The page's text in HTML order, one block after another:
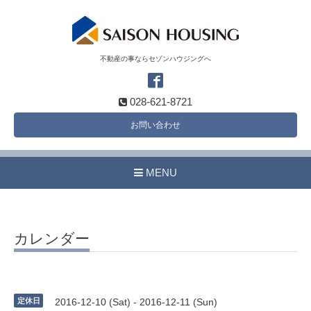
不動産の事ならセゾンハウジングへ
028-621-8721
お問い合わせ
MENU
カレンダー
定休日 2016-12-10 (Sat) - 2016-12-11 (Sun)